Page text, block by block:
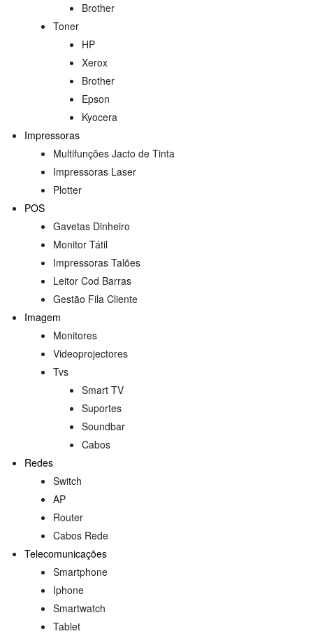
Brother
Toner
HP
Xerox
Brother
Epson
Kyocera
Impressoras
Multifunções Jacto de Tinta
Impressoras Laser
Plotter
POS
Gavetas Dinheiro
Monitor Tátil
Impressoras Talões
Leitor Cod Barras
Gestão Fila Cliente
Imagem
Monitores
Videoprojectores
Tvs
Smart TV
Suportes
Soundbar
Cabos
Redes
Switch
AP
Router
Cabos Rede
Telecomunicações
Smartphone
Iphone
Smartwatch
Tablet